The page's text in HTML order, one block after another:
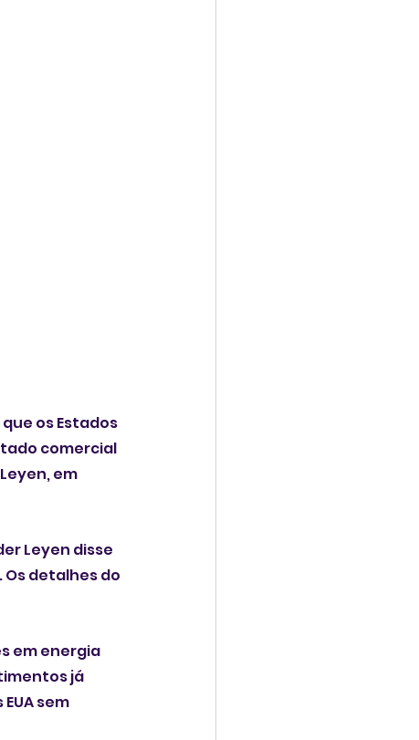
os Estados
comercial
em
Leyen disse
Os detalhes do
em energia
já
sem